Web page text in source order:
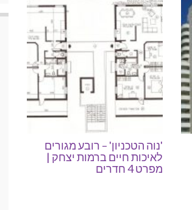
'נוה הטכניון' – רובע מגורים
לאיכות חיים ברמות יצחק |
מפרט 4 חדרים